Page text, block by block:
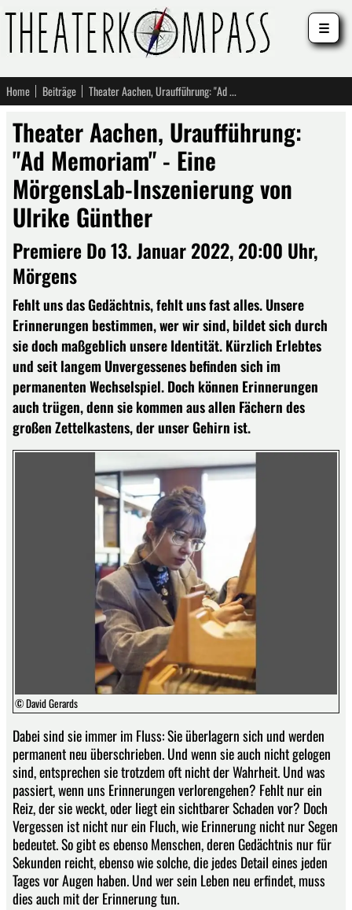
Home Beiträge Theater Aachen, Uraufführung: "Ad Memoriam" - Eine MörgensLab-Inszenierung von Ulrike Günther
Theater Aachen, Uraufführung:
"Ad Memoriam" - Eine
MörgensLab-Inszenierung von
Ulrike Günther
Premiere Do 13. Januar 2022, 20:00 Uhr,
Mörgens
Fehlt uns das Gedächtnis, fehlt uns fast alles. Unsere
Erinnerungen bestimmen, wer wir sind, bildet sich durch
sie doch maßgeblich unsere Identität. Kürzlich Erlebtes
und seit langem Unvergessenes befinden sich im
permanenten Wechselspiel. Doch können Erinnerungen
auch trügen, denn sie kommen aus allen Fächern des
großen Zettelkastens, der unser Gehirn ist.
© David Gerards
Dabei sind sie immer im Fluss: Sie überlagern sich und werden
permanent neu überschrieben. Und wenn sie auch nicht gelogen
sind, entsprechen sie trotzdem oft nicht der Wahrheit. Und was
passiert, wenn uns Erinnerungen verlorengehen? Fehlt nur ein
Reiz, der sie weckt, oder liegt ein sichtbarer Schaden vor? Doch
Vergessen ist nicht nur ein Fluch, wie Erinnerung nicht nur Segen
bedeutet. So gibt es ebenso Menschen, deren Gedächtnis nur für
Sekunden reicht, ebenso wie solche, die jedes Detail eines jeden
Tages vor Augen haben. Und wer sein Leben neu erfindet, muss
dies auch mit der Erinnerung tun.
☰